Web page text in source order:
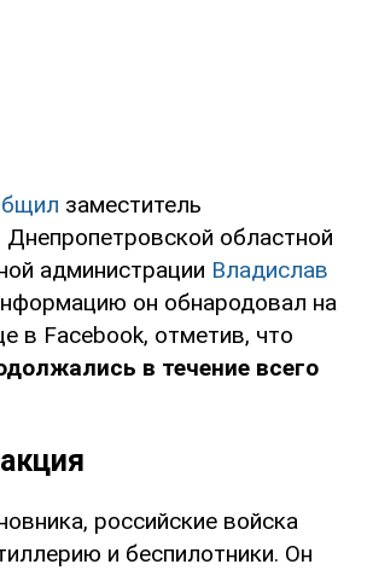
заместитель
Днепропетровской областной
администрации Владислав
он обнародовал на
в Facebook, отметив, что
в течение всего
российские войска
и беспилотники. Он